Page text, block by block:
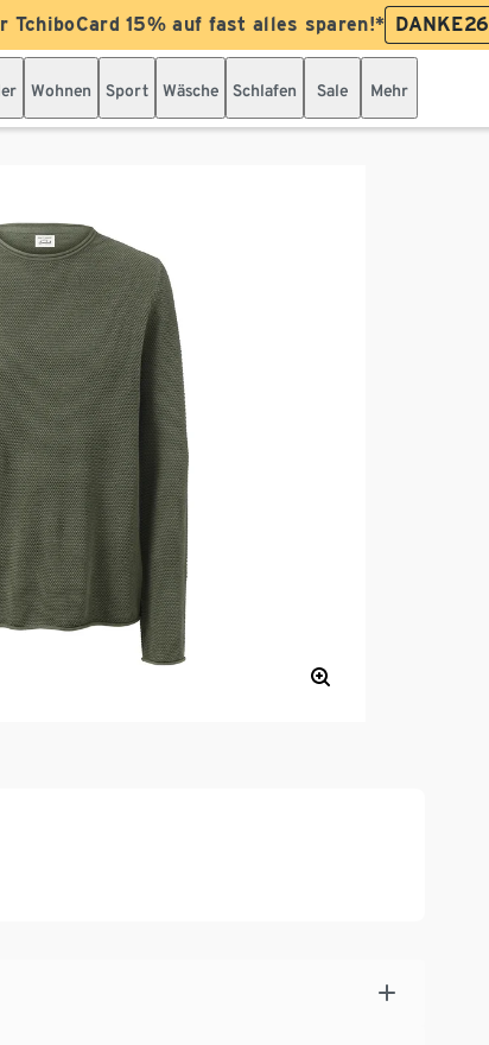
TchiboCard 15% auf fast alles sparen!* DANKE26
Wohnen Sport Wäsche Schlafen Sale Mehr